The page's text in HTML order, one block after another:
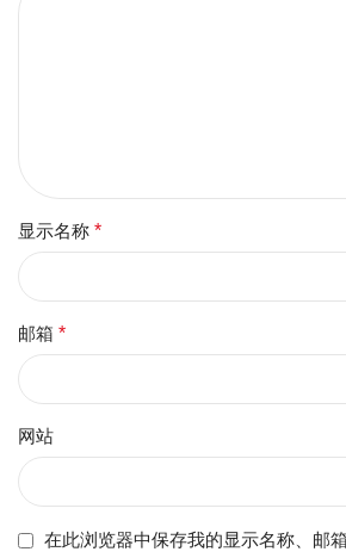
显示名称 *
邮箱 *
网站
在此浏览器中保存我的显示名称、邮